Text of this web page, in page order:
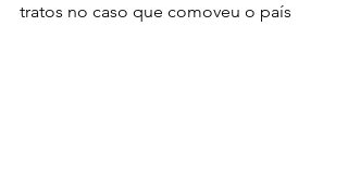
tratos no caso que comoveu o país